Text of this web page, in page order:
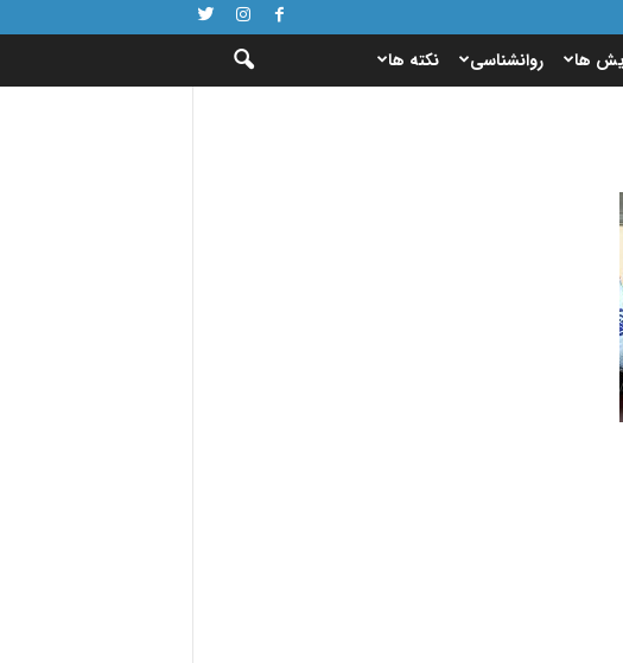
ها روانشناسی نکته ها